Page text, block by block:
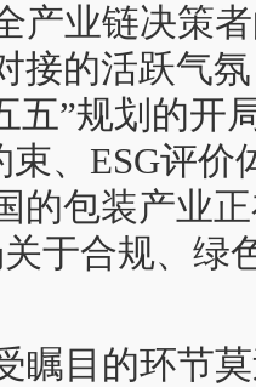
产业链决策
接的活跃气
五”规划的开
束、ESG评
的包装产业
于合规、绿
瞩目的环节